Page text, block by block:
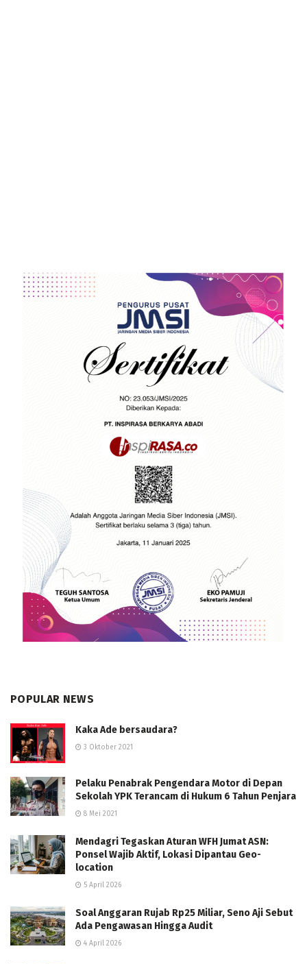
POPULAR NEWS
Kaka Ade bersaudara?
3 Oktober 2021
Pelaku Penabrak Pengendara Motor di Depan
Sekolah YPK Terancam di Hukum 6 Tahun Penjara
8 Mei 2021
Mendagri Tegaskan Aturan WFH Jumat ASN:
Ponsel Wajib Aktif, Lokasi Dipantau Geo-
location
5 April 2026
Soal Anggaran Rujab Rp25 Miliar, Seno Aji Sebut
Ada Pengawasan Hingga Audit
4 April 2026